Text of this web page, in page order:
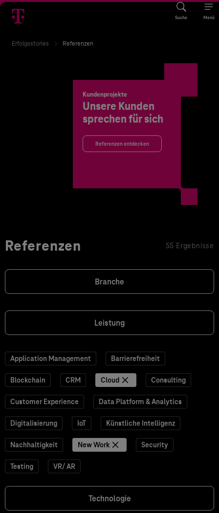
Suche Menü
Erfolgsstories Referenzen
Kundenprojekte
Unsere Kunden
sprechen für sich
Referenzen entdecken
Referenzen 55 Ergebnisse
Branche
Leistung
Application Management Barrierefreiheit
Blockchain CRM Cloud Consulting
Customer Experience Data Platform & Analytics
Digitalisierung IoT Künstliche Intelligenz
Nachhaltigkeit New Work Security
Testing VR/ AR
Technologie